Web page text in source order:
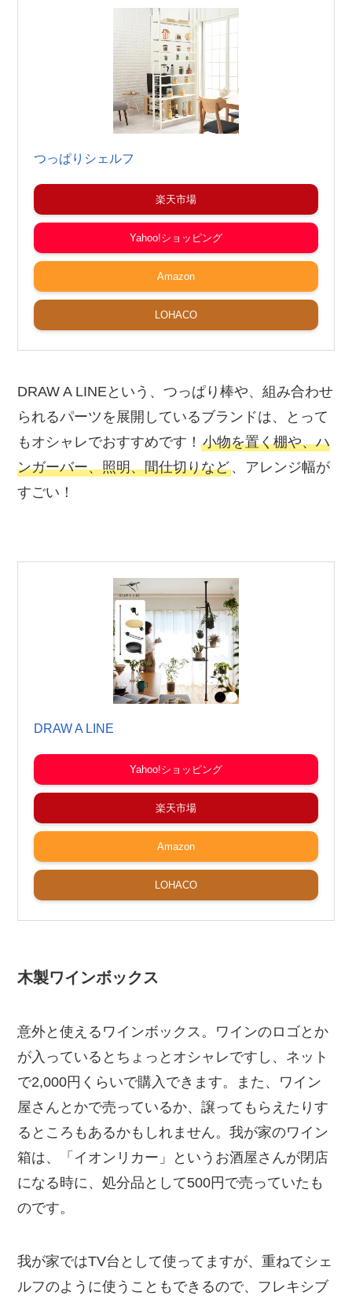
つっぱりシェルフ
楽天市場
Yahoo!ショッピング
Amazon
LOHACO
DRAW A LINEという、つっぱり棒や、組み合わせ
られるパーツを展開しているブランドは、とって
もオシャレでおすすめです！小物を置く棚や、ハ
ンガーバー、照明、間仕切りなど、アレンジ幅が
すごい！
DRAW A LINE
Yahoo!ショッピング
楽天市場
Amazon
LOHACO
木製ワインボックス
意外と使えるワインボックス。ワインのロゴとか
が入っているとちょっとオシャレですし、ネット
で2,000円くらいで購入できます。また、ワイン
屋さんとかで売っているか、譲ってもらえたりす
るところもあるかもしれません。我が家のワイン
箱は、「イオンリカー」というお酒屋さんが閉店
になる時に、処分品として500円で売っていたも
のです。
我が家ではTV台として使ってますが、重ねてシェ
ルフのように使うこともできるので、フレキシブ